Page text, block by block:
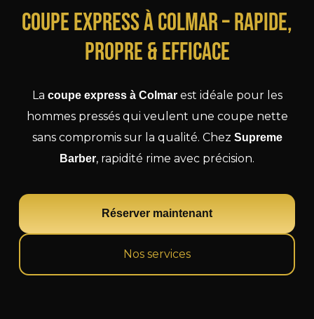
Coupe Express à Colmar – Rapide,
Propre & Efficace
La coupe express à Colmarest idéale pour les
hommes pressés qui veulent une coupe nette
sans compromis sur la qualité. Chez Supreme
Barber, rapidité rime avec précision.
Réserver maintenant
Nos services